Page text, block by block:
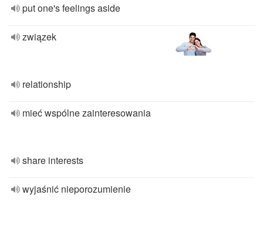
put one's feelings aside
związek
relationship
mieć wspólne zainteresowania
share interests
wyjaśnić nieporozumienie